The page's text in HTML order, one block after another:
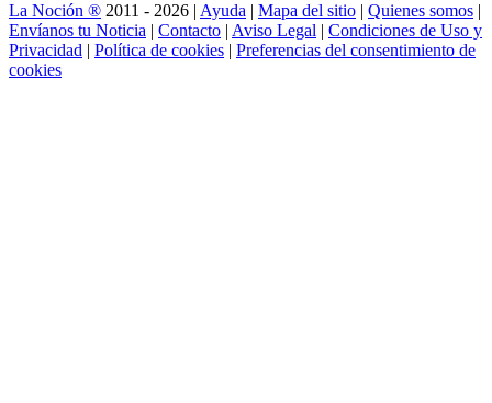
La Noción ® 2011 - 2026 | Ayuda | Mapa del sitio | Quienes somos |
Envíanos tu Noticia | Contacto | Aviso Legal | Condiciones de Uso y
Privacidad | Política de cookies | Preferencias del consentimiento de
cookies